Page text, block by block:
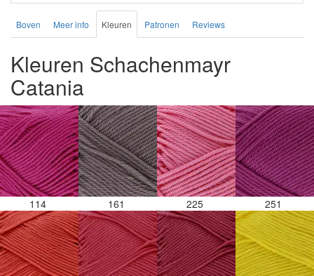
Boven Meer info Kleuren Patronen Reviews
Kleuren Schachenmayr
Catania
114 161 225 251